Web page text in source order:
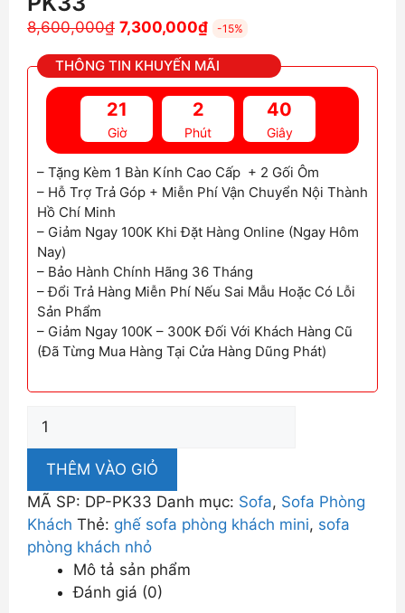
8,600,000₫ Giá
là:
8,600,000₫.
7,300,000₫Giá
tại
là:
7,300,000₫.
-15%
THÔNG TIN KHUYẾN MÃI
21
Giờ
2
Phút
39
Giây
– Tặng Kèm 1 Bàn Kính Cao Cấp + 2 Gối Ôm
– Hỗ Trợ Trả Góp + Miễn Phí Vận Chuyển Nội Thành
Hồ Chí Minh
– Giảm Ngay 100K Khi Đặt Hàng Online (Ngay Hôm
Nay)
– Bảo Hành Chính Hãng 36 Tháng
– Đổi Trả Hàng Miễn Phí Nếu Sai Mẫu Hoặc Có Lỗi
Sản Phẩm
– Giảm Ngay 100K – 300K Đối Với Khách Hàng Cũ
(Đã Từng Mua Hàng Tại Cửa Hàng Dũng Phát)
Sofa
Phòng
Kích
Thước
Nhỏ
THÊM VÀO GIỎ
MÃ SP: DP-PK33 Danh mục: Sofa, Sofa Phòng
Khách Thẻ: ghế sofa phòng khách mini, sofa
phòng khách nhỏ
Mô tả sản phẩm
Đánh giá (0)